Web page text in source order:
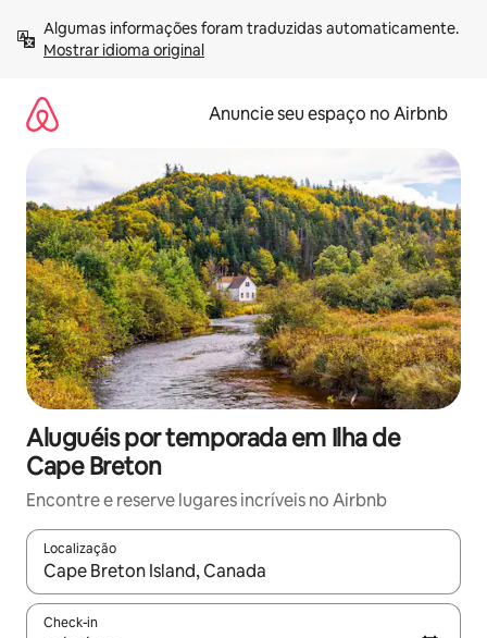
para
Mostrar idioma original
Anuncie seu espaço no Airbnb
Aluguéis por temporada em Ilha de
Cape Breton
Encontre e reserve lugares incríveis no Airbnb
Localização
Quando os resultados estiverem disponíveis, explore-os
Check-in